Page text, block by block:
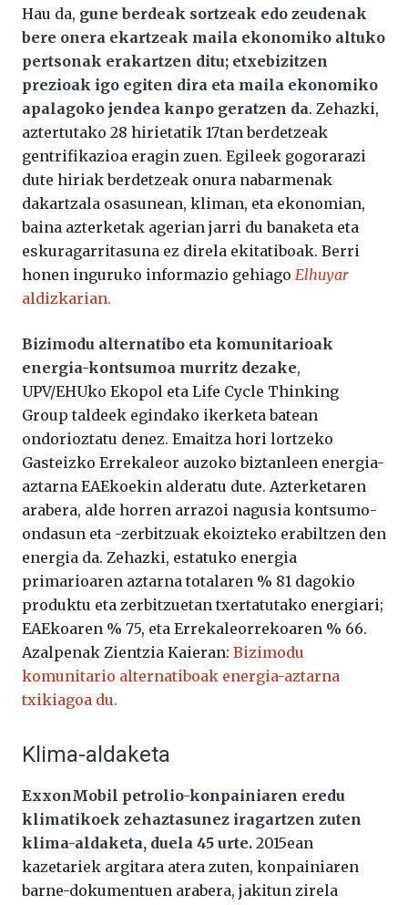
Hau da, gune berdeak sortzeak edo zeudenak
bere onera ekartzeak maila ekonomiko altuko
pertsonak erakartzen ditu; etxebizitzen
prezioak igo egiten dira eta maila ekonomiko
apalagoko jendea kanpo geratzen da. Zehazki,
aztertutako 28 hirietatik 17tan berdetzeak
gentrifikazioa eragin zuen. Egileek gogorarazi
dute hiriak berdetzeak onura nabarmenak
dakartzala osasunean, kliman, eta ekonomian,
baina azterketak agerian jarri du banaketa eta
eskuragarritasuna ez direla ekitatiboak. Berri
honen inguruko informazio gehiago Elhuyar
aldizkarian.
Bizimodu alternatibo eta komunitarioak
energia-kontsumoa murritz dezake,
UPV/EHUko Ekopol eta Life Cycle Thinking
Group taldeek egindako ikerketa batean
ondorioztatu denez. Emaitza hori lortzeko
Gasteizko Errekaleor auzoko biztanleen energia-
aztarna EAEkoekin alderatu dute. Azterketaren
arabera, alde horren arrazoi nagusia kontsumo-
ondasun eta -zerbitzuak ekoizteko erabiltzen den
energia da. Zehazki, estatuko energia
primarioaren aztarna totalaren % 81 dagokio
produktu eta zerbitzuetan txertatutako energiari;
EAEkoaren % 75, eta Errekaleorrekoaren % 66.
Azalpenak Zientzia Kaieran: Bizimodu
komunitario alternatiboak energia-aztarna
txikiagoa du.
Klima-aldaketa
ExxonMobil petrolio-konpainiaren eredu
klimatikoek zehaztasunez iragartzen zuten
klima-aldaketa, duela 45 urte. 2015ean
kazetariek argitara atera zuten, konpainiaren
barne-dokumentuen arabera, jakitun zirela